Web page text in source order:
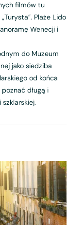
filmów tu
Plaże Lido
Wenecji i
do Muzeum
jako siedziba
od końca
długą i